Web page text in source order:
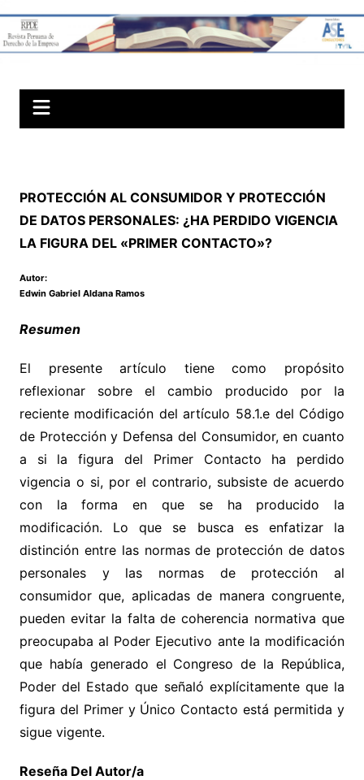
content
Revista Peruana
Societarios
PROTECCIÓN AL CONSUMIDOR Y PROTECCIÓN
DE DATOS PERSONALES: ¿HA PERDIDO VIGENCIA
LA FIGURA DEL «PRIMER CONTACTO»?
Autor:
Edwin Gabriel Aldana Ramos
Resumen
El presente artículo tiene como propósito
reflexionar sobre el cambio producido por la
reciente modificación del artículo 58.1.e del Código
de Protección y Defensa del Consumidor, en cuanto
a si la figura del Primer Contacto ha perdido
vigencia o si, por el contrario, subsiste de acuerdo
con la forma en que se ha producido la
modificación. Lo que se busca es enfatizar la
distinción entre las normas de protección de datos
personales y las normas de protección al
consumidor que, aplicadas de manera congruente,
pueden evitar la falta de coherencia normativa que
preocupaba al Poder Ejecutivo ante la modificación
que había generado el Congreso de la República,
Poder del Estado que señaló explícitamente que la
figura del Primer y Único Contacto está permitida y
sigue vigente.
Reseña Del Autor/a